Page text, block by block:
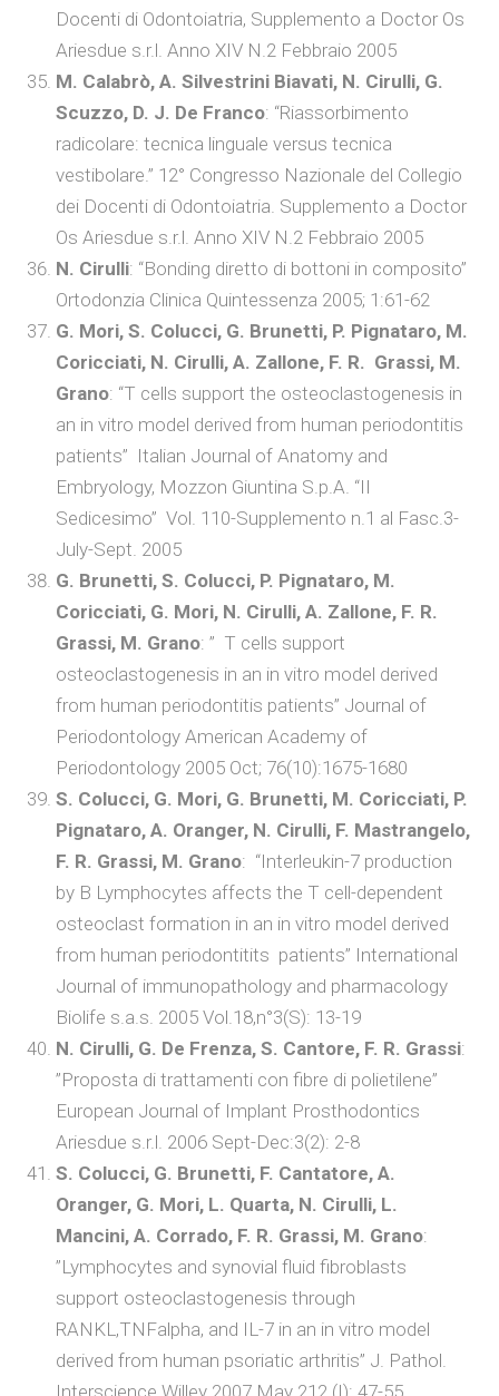
Docenti di Odontoiatria, Supplemento a Doctor Os
Ariesdue s.r.l. Anno XIV N.2 Febbraio 2005
M. Calabrò, A. Silvestrini Biavati, N. Cirulli, G.
Scuzzo, D. J. De Franco: “Riassorbimento
radicolare: tecnica linguale versus tecnica
vestibolare.” 12° Congresso Nazionale del Collegio
dei Docenti di Odontoiatria. Supplemento a Doctor
Os Ariesdue s.r.l. Anno XIV N.2 Febbraio 2005
N. Cirulli: “Bonding diretto di bottoni in composito”
Ortodonzia Clinica Quintessenza 2005; 1:61-62
G. Mori, S. Colucci, G. Brunetti, P. Pignataro, M.
Coricciati, N. Cirulli, A. Zallone, F. R. Grassi, M.
Grano: “T cells support the osteoclastogenesis in
an in vitro model derived from human periodontitis
patients” Italian Journal of Anatomy and
Embryology, Mozzon Giuntina S.p.A. “II
Sedicesimo” Vol. 110-Supplemento n.1 al Fasc.3-
July-Sept. 2005
G. Brunetti, S. Colucci, P. Pignataro, M.
Coricciati, G. Mori, N. Cirulli, A. Zallone, F. R.
Grassi, M. Grano: ” T cells support
osteoclastogenesis in an in vitro model derived
from human periodontitis patients” Journal of
Periodontology American Academy of
Periodontology 2005 Oct; 76(10):1675-1680
S. Colucci, G. Mori, G. Brunetti, M. Coricciati, P.
Pignataro, A. Oranger, N. Cirulli, F. Mastrangelo,
F. R. Grassi, M. Grano: “Interleukin-7 production
by B Lymphocytes affects the T cell-dependent
osteoclast formation in an in vitro model derived
from human periodontitits patients” International
Journal of immunopathology and pharmacology
Biolife s.a.s. 2005 Vol.18,n°3(S): 13-19
N. Cirulli, G. De Frenza, S. Cantore, F. R. Grassi:
”Proposta di trattamenti con fibre di polietilene”
European Journal of Implant Prosthodontics
Ariesdue s.r.l. 2006 Sept-Dec:3(2): 2-8
S. Colucci, G. Brunetti, F. Cantatore, A.
Oranger, G. Mori, L. Quarta, N. Cirulli, L.
Mancini, A. Corrado, F. R. Grassi, M. Grano:
”Lymphocytes and synovial fluid fibroblasts
support osteoclastogenesis through
RANKL,TNFalpha, and IL-7 in an in vitro model
derived from human psoriatic arthritis” J. Pathol.
Interscience Willey 2007 May 212 (I): 47-55